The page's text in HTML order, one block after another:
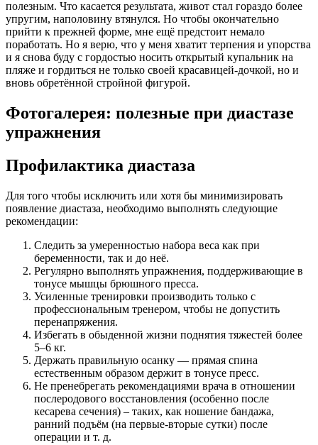
полезным. Что касается результата, живот стал гораздо более
упругим, наполовину втянулся. Но чтобы окончательно
прийти к прежней форме, мне ещё предстоит немало
поработать. Но я верю, что у меня хватит терпения и упорства
и я снова буду с гордостью носить открытый купальник на
пляже и гордиться не только своей красавицей-дочкой, но и
вновь обретённой стройной фигурой.
Фотогалерея: полезные при диастазе
упражнения
Профилактика диастаза
Для того чтобы исключить или хотя бы минимизировать
появление диастаза, необходимо выполнять следующие
рекомендации:
Следить за умеренностью набора веса как при
беременности, так и до неё.
Регулярно выполнять упражнения, поддерживающие в
тонусе мышцы брюшного пресса.
Усиленные тренировки производить только с
профессиональным тренером, чтобы не допустить
перенапряжения.
Избегать в обыденной жизни поднятия тяжестей более
5–6 кг.
Держать правильную осанку — прямая спина
естественным образом держит в тонусе пресс.
Не пренебрегать рекомендациями врача в отношении
послеродового восстановления (особенно после
кесарева сечения) – таких, как ношение бандажа,
ранний подъём (на первые-вторые сутки) после
операции и т. д.